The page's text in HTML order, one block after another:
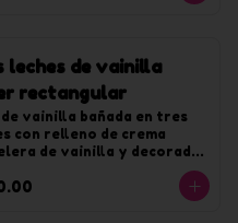
leches de vainilla
rectangular
de vainilla bañada en tres
con relleno de crema
de vainilla y decorado